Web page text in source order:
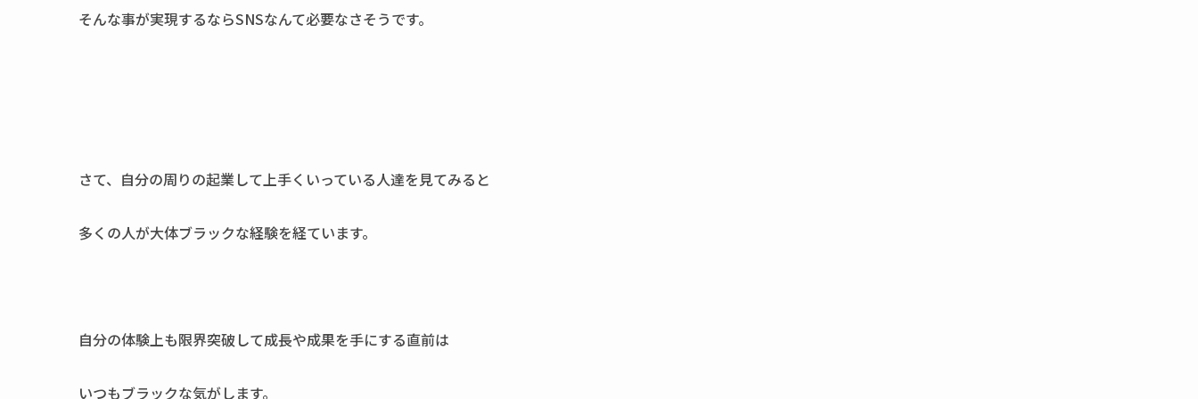
そんな事が実現するならSNSなんて必要なさそうです。
さて、自分の周りの起業して上手くいっている人達を見てみると
多くの人が大体ブラックな経験を経ています。
自分の体験上も限界突破して成長や成果を手にする直前は
いつもブラックな気がします。